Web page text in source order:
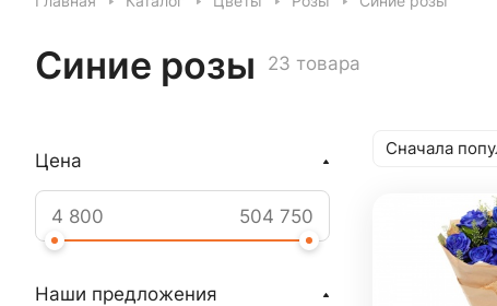
Синие розы 23 товара
Сначала
Цена
Наши предложения